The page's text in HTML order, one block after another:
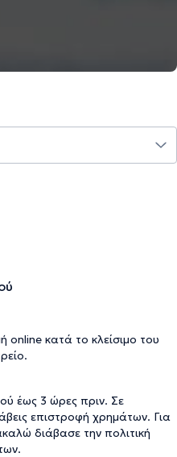
online κατά το κλείσιμο του
έως 3 ώρες πριν. Σε
επιστροφή χρημάτων. Για
διάβασε την πολιτική
.